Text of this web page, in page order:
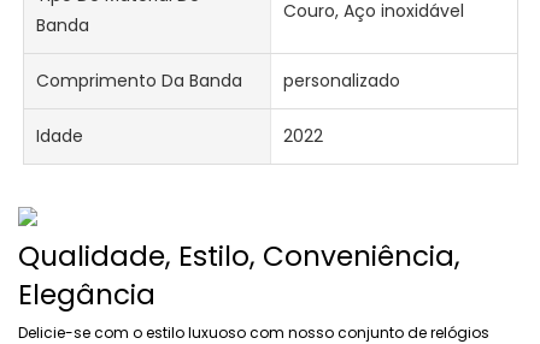
Banda
Couro, Aço inoxidável
Comprimento Da Banda personalizado
Idade 2022
Qualidade, Estilo, Conveniência,
Elegância
Delicie-se com o estilo luxuoso com nosso conjunto de relógios